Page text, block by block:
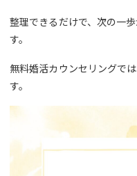
整理できるだけで、次の一
す。
無料婚活カウンセリングで
す。